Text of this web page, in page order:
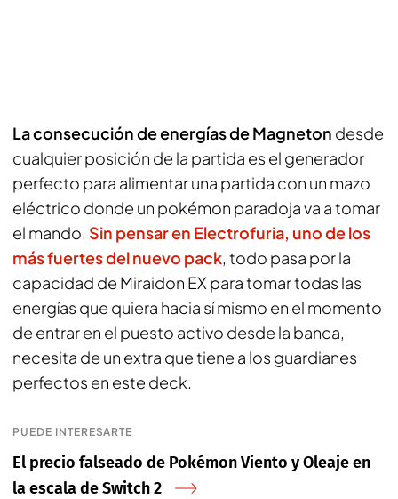
La consecución de energías de Magneton desde
cualquier posición de la partida es el generador
perfecto para alimentar una partida con un mazo
eléctrico donde un pokémon paradoja va a tomar
el mando. Sin pensar en Electrofuria, uno de los
más fuertes del nuevo pack, todo pasa por la
capacidad de Miraidon EX para tomar todas las
energías que quiera hacia sí mismo en el momento
de entrar en el puesto activo desde la banca,
necesita de un extra que tiene a los guardianes
perfectos en este deck.
PUEDE INTERESARTE
El precio falseado de Pokémon Viento y Oleaje en
la escala de Switch 2